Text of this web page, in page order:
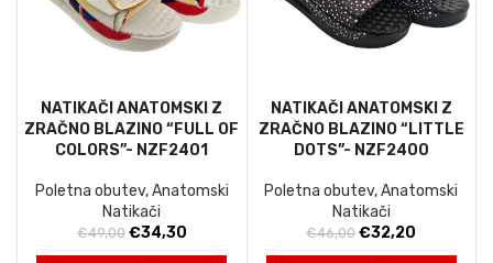
NATIKAČI ANATOMSKI Z
ZRAČNO BLAZINO “FULL OF
COLORS”- NZF2401
Poletna obutev,Anatomski
Natikači
€49,00 Izvirna
cena
€34,30Trenutna
cena
NATIKAČI ANATOMSKI Z
ZRAČNO BLAZINO “LITTLE
DOTS”- NZF2400
Poletna obutev,Anatomski
Natikači
€46,00 Izvirna
cena
€32,20
cena